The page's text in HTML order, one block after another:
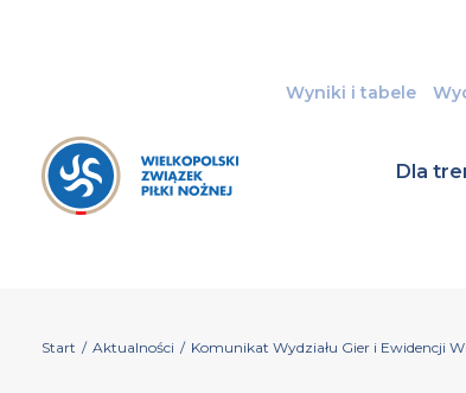
Wyniki i tabele
Dla
Start / Aktualności / Komunikat Wydziału Gier i Ewidencji